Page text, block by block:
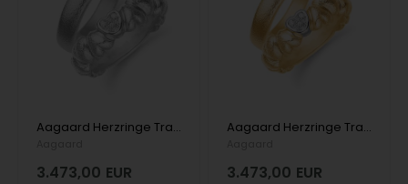
Aagaard Herzringe Trauring aus 14 Karat Weißgold mit 2 x 0,007 ct + 5 x 0,004 ct Diamanten
3.473,00 EUR
Aagaard Herzringe Trauring aus 14 Karat Gelbgold mit 2 x 0,007 ct + 5 x 0,004 ct Diamanten
3.473,00 EUR